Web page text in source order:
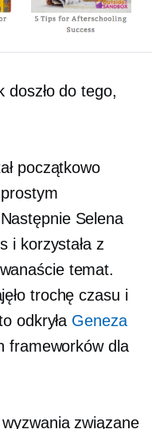
doszło do tego,
początkowo
Selena
i korzystała z
temat.
trochę czasu i
odkryła Geneza
frameworków dla
związane